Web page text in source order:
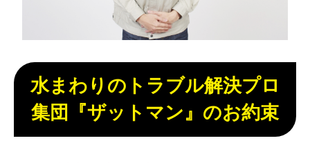
水まわりのトラブル解決プロ
集団『ザットマン』のお約束